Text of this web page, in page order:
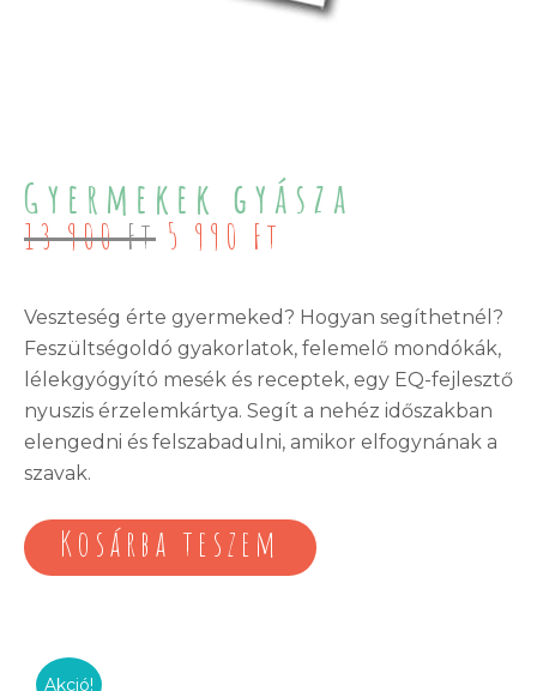
Gyermekek gyásza
13 900Ft Original
price
13
900 Ft.
5 990 Ft
5
990 Ft.
Veszteség érte gyermeked? Hogyan segíthetnél?
Feszültségoldó gyakorlatok, felemelő mondókák,
lélekgyógyító mesék és receptek, egy EQ-fejlesztő
nyuszis érzelemkártya. Segít a nehéz időszakban
elengedni és felszabadulni, amikor elfogynának a
szavak.
Kosárba teszem
Akció!